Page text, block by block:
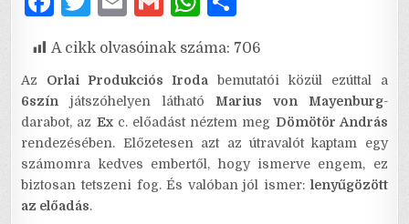
c
e
b
o
o
k
it
te
r
ai
l
ai
l
at
s
A
p
p
ar
e
A cikk olvasóinak száma: 706
Az Orlai Produkciós Iroda bemutatói közül ezúttal a
6szín játszóhelyen láthatóMarius von Mayenburg-
darabot, az Exc. előadást néztem meg Dömötör András
rendezésében. Előzetesen azt az útravalót kaptam egy
számomra kedves embertől, hogy ismerve engem, ez
biztosan tetszeni fog. És valóban jól ismer: lenyűgözött
az előadás.